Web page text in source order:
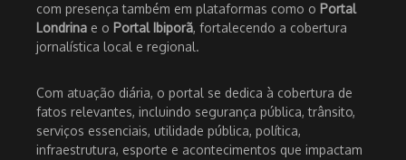
com presença também em plataformas como o Portal
Londrina e o Portal Ibiporã, fortalecendo a cobertura
jornalística local e regional.
Com atuação diária, o portal se dedica à cobertura de
fatos relevantes, incluindo segurança pública, trânsito,
serviços essenciais, utilidade pública, política,
infraestrutura, esporte e acontecimentos que impactam